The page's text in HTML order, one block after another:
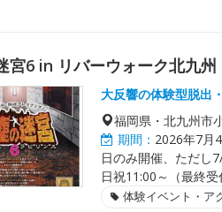
宮6 in リバーウォーク北九州
大反響の体験型脱出
福岡県・北九州市
期間： 2026年7月
日のみ開催、ただし
日祝11:00～（最終受
体験イベント・ア